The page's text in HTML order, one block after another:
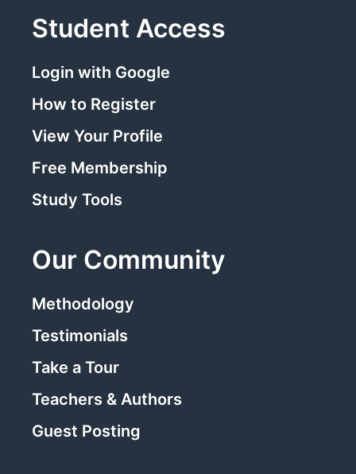
Student Access
Login with Google
How to Register
View Your Profile
Free Membership
Study Tools
Our Community
Methodology
Testimonials
Take a Tour
Teachers & Authors
Guest Posting